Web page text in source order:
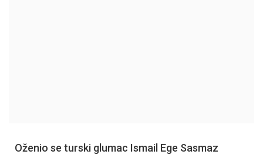
Oženio se turski glumac Ismail Ege Sasmaz